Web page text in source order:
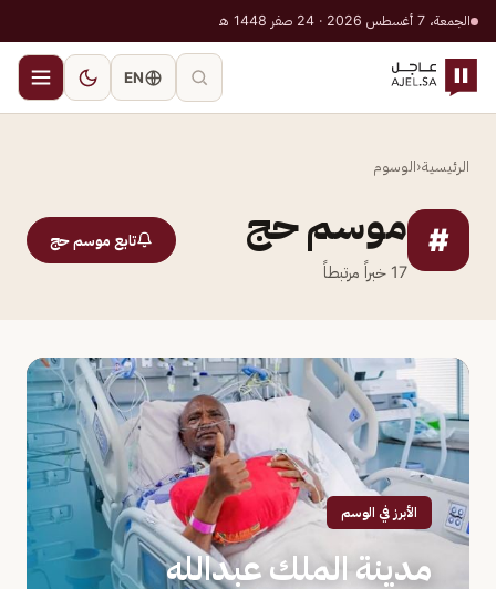
الجمعة، 7 أغسطس 2026 · 24 صفر 1448 هـ
EN
الرئيسية‹الوسوم
# موسم حج
17 خبراً مرتبطاً
تابع موسم حج
الأبرز في الوسم
مدينة الملك عبدالله